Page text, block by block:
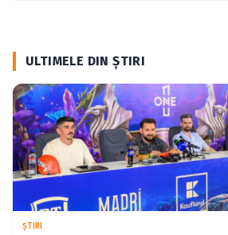
ULTIMELE DIN ŞTIRI
ŞTIRI